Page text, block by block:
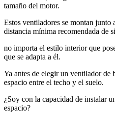
tamaño del motor.
Estos ventiladores se montan junto
distancia mínima recomendada de
no importa el estilo interior que
que se adapta a él.
Ya antes de elegir un ventilador de
espacio entre el techo y el suelo.
¿Soy con la capacidad de instalar
espacio?